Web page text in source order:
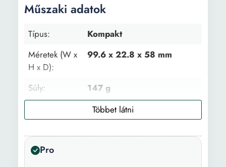
Műszaki adatok
Típus:
Kompakt
Méretek (W x
H x D):
99.6 x 22.8 x 58 mm
Súly:
147 g
Fekete
Pro